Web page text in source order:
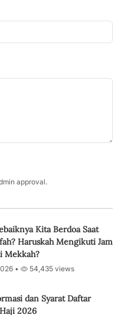
approval.
Kita Berdoa Saat
Haruskah Mengikuti Jam
Mekkah?
• 54,435 views
dan Syarat Daftar
2026